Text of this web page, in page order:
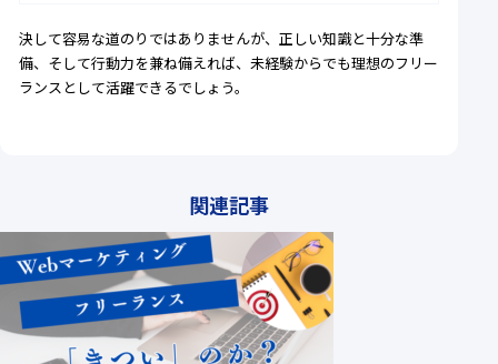
決して容易な道のりではありませんが、正しい知識と十分な準
備、そして行動力を兼ね備えれば、未経験からでも理想のフリー
ランスとして活躍できるでしょう。
関連記事